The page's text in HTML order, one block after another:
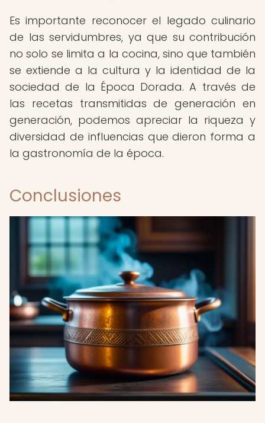
Es importante reconocer el legado culinario
de las servidumbres, ya que su contribución
no solo se limita a la cocina, sino que también
se extiende a la cultura y la identidad de la
sociedad de la Época Dorada. A través de
las recetas transmitidas de generación en
generación, podemos apreciar la riqueza y
diversidad de influencias que dieron forma a
la gastronomía de la época.
Conclusiones